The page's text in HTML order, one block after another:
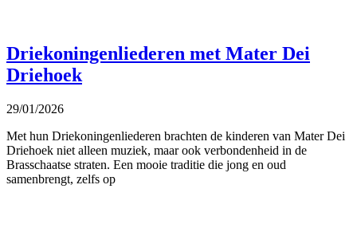
Driekoningenliederen met Mater Dei
Driehoek
29/01/2026
Met hun Driekoningenliederen brachten de kinderen van Mater Dei
Driehoek niet alleen muziek, maar ook verbondenheid in de
Brasschaatse straten. Een mooie traditie die jong en oud
samenbrengt, zelfs op